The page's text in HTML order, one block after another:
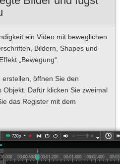
ein Video mit beweglichen
Bildern, Shapes und
„Bewegung“.
öffnen Sie den
Dafür klicken Sie zweimal
das Register mit dem